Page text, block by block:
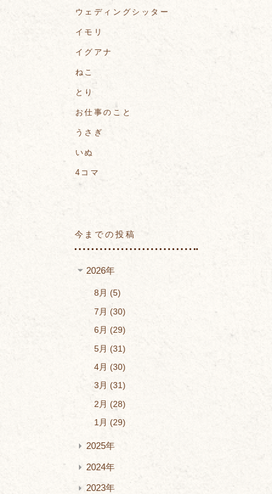
ウェディングシッター
イモリ
イグアナ
ねこ
とり
お仕事のこと
うさぎ
いぬ
4コマ
今までの投稿
2026年
8月
5
7月
30
6月
29
5月
31
4月
30
3月
31
2月
28
1月
29
2025年
2024年
2023年